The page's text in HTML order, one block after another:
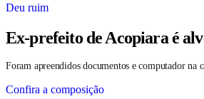
Deu ruim
Ex-prefeito de Acopiara é
Foram apreendidos documentos e computador na
Confira a composição